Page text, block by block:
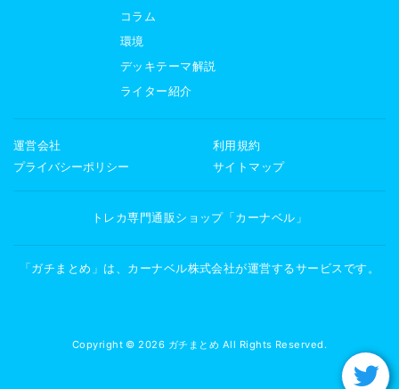
コラム
環境
デッキテーマ解説
ライター紹介
運営会社
利用規約
プライバシーポリシー
サイトマップ
トレカ専門通販ショップ「カーナベル」
「ガチまとめ」は、カーナベル株式会社が運営するサービスです。
Copyright © 2026 ガチまとめ All Rights Reserved.